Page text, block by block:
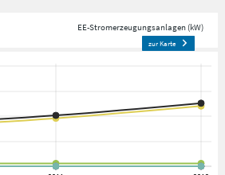
EE-Stromerzeugungsanlagen (kW)
zur Karte